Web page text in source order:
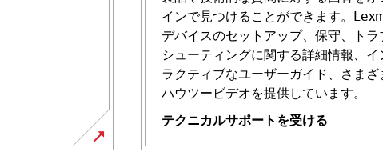
インで見つけることができます。
デバイスのセットアップ、保守、トラ
シューティングに関する詳細情報、イ
ラクティブなユーザーガイド、さまざ
ハウツービデオを提供しています。
テクニカルサポートを受ける